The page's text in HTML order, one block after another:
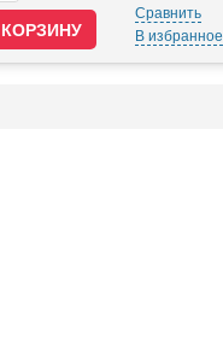
Сравнить
В избранное